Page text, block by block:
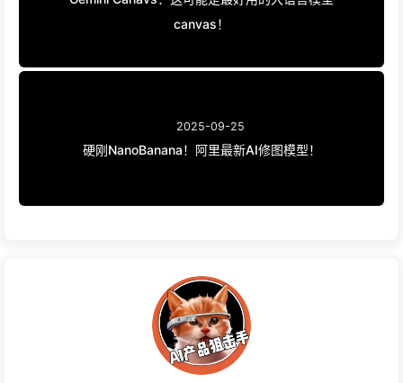
canvas！
2025-09-25
硬刚NanoBanana！阿里最新AI修图模型！